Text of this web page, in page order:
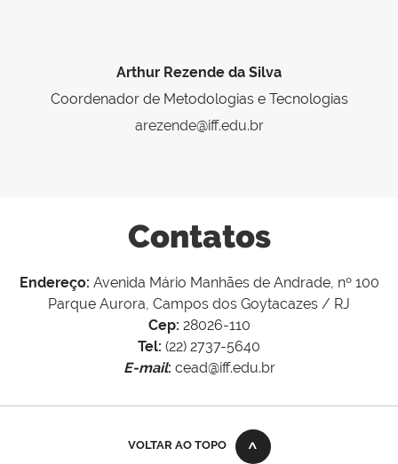
Arthur Rezende da Silva
Coordenador de Metodologias e Tecnologias
arezende@iff.edu.br
Contatos
Endereço: Avenida Mário Manhães de Andrade, nº 100
Parque Aurora, Campos dos Goytacazes / RJ
Cep: 28026-110
Tel: (22) 2737-5640
E-mail: cead@iff.edu.br
VOLTAR AO TOPO